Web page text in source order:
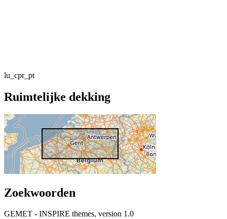
lu_cpr_pt
Ruimtelijke dekking
Zoekwoorden
GEMET - INSPIRE themes, version 1.0